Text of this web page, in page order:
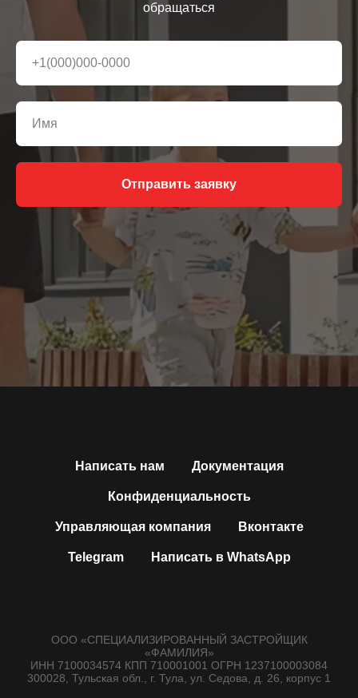
обращаться
Отправить заявку
Написать нам Документация
Конфиденциальность
Управляющая компания Вконтакте
Telegram Написать в WhatsApp
ООО «СПЕЦИАЛИЗИРОВАННЫЙ ЗАСТРОЙЩИК
«ФАМИЛИЯ»
ИНН 7100034574 КПП 710001001 ОГРН 1237100003084
300028, Тульская обл., г. Тула, ул. Седова, д. 26, корпус 1